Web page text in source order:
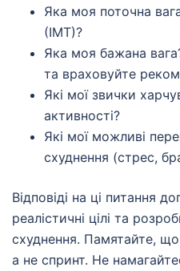
Яка моя поточна
(ІМТ)?
Яка моя бажана
та враховуйте
Які мої звички
активності?
Які мої можливі
схуднення (стрес,
Відповіді на ці питання
реалістичні цілі та
схуднення. Памятайте,
а не спринт. Не